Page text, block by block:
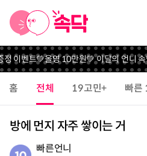
이벤트💚올영 10만원💚 이달의 언니 속
홈 전체 19고민+ 빠른
방에 먼지 자주 쌓이는 거
빠른언니